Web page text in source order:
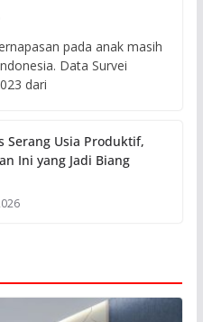
pada anak masih
Data Survei
dari
Serang Usia Produktif,
Ini yang Jadi Biang